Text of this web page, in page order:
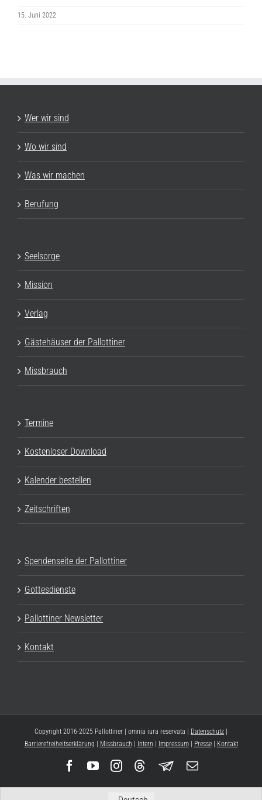
15. Juni 2022
Wer wir sind
Wo wir sind
Was wir machen
Berufung
Seelsorge
Mission
Verlag
Gästehäuser der Pallottiner
Missbrauch
Termine
Kostenloser Download
Kalender bestellen
Zeitschriften
Spendenseite der Pallottiner
Gottesdienste
Pallottiner Newsletter
Kontakt
Copyright 2016-2025 Pallottiner | omnia iura reservata | Datenschutz
Barrierefreiheitserklärung
Missbrauch Intern Impressum| Presse| Kontakt
Facebook
YouTubeInstagram
Threads
Newsletter
E-